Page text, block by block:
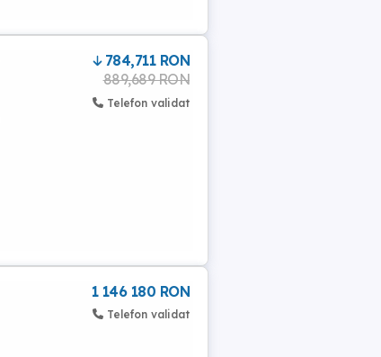
784,711 RON
889,689 RON
Telefon validat
1 146 180 RON
Telefon validat